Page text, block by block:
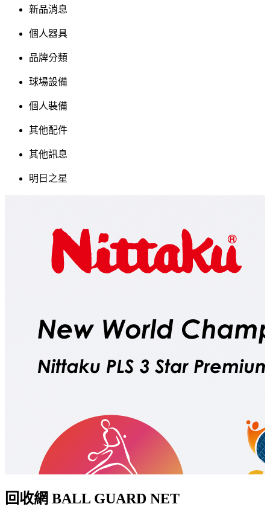
新品消息
個人器具
品牌分類
球場設備
個人裝備
其他配件
其他訊息
明日之星
回收網 BALL GUARD NET